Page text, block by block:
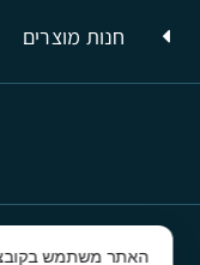
חנות מוצרים